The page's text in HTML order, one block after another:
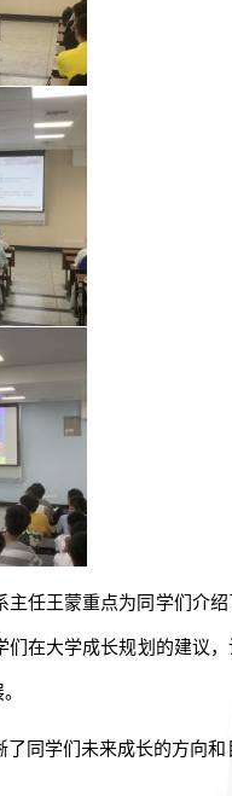
任王蒙重点为同学们介
在大学成长规划的建议
。
同学们未来成长的方向